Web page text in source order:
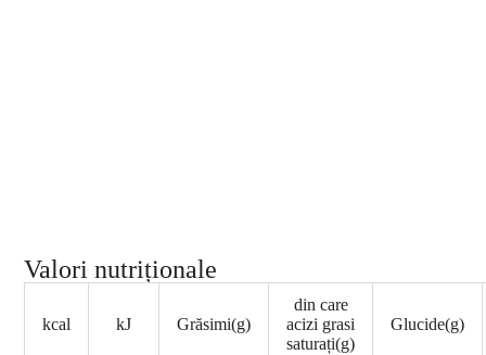
Valori nutriționale
kcal kJ Grăsimi(g)
din care
acizi grasi
saturați(g)
Glucide(g)